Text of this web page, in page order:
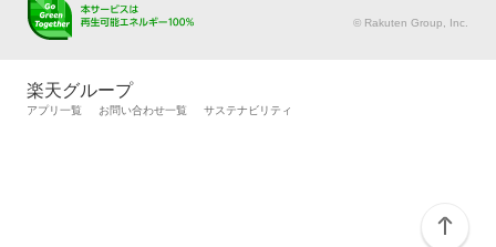
キズ修理予約
メンテナンス管理
タイヤ交換サービス
自動車カタログ 自動車保険
© Rakuten Group, Inc.
楽天グループ
アプリ一覧 お問い合わせ一覧 サステナビリティ